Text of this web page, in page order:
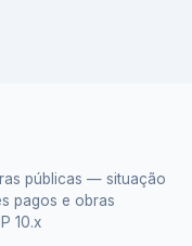
públicas — situação
pagos e obras
10.x